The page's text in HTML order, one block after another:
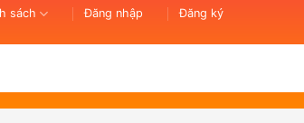
sách Đăng nhập Đăng ký